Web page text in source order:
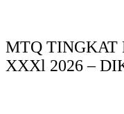
MTQ TINGKAT
XXXl 2026 –